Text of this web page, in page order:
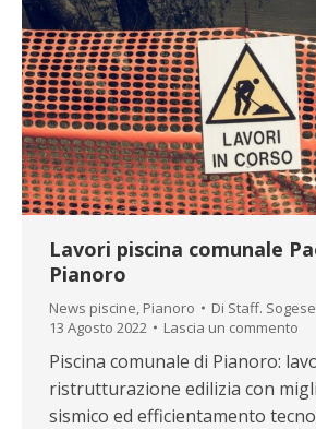
Lavori piscina comunale
Pianoro
News piscine Pianoro Di Staff. Sogese
13 Agosto 2022
Lascia un commento
Piscina comunale di Pianoro:
ristrutturazione edilizia con
sismico ed efficientamento